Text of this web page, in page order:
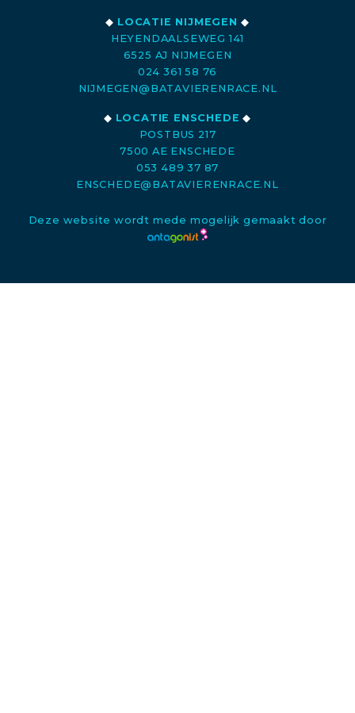
◆ LOCATIE NIJMEGEN ◆
HEYENDAALSEWEG 141
6525 AJ NIJMEGEN
024 361 58 76
NIJMEGEN@BATAVIERENRACE.NL
◆ LOCATIE ENSCHEDE ◆
POSTBUS 217
7500 AE ENSCHEDE
053 489 37 87
ENSCHEDE@BATAVIERENRACE.NL
Deze website wordt mede mogelijk gemaakt door